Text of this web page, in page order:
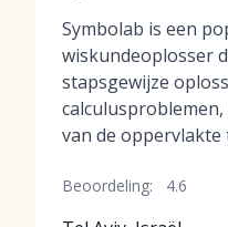
Symbolab is een
wiskundeoplosser
stapsgewijze
van de oppervlakte
Beoordeling: 4.6